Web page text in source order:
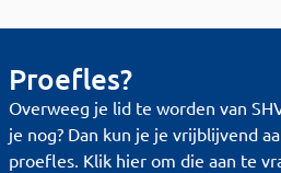
Proefles?
Overweeg je lid te worden van
je nog? Dan kun je je vrijblijvend
proefles. Klik hier om die aan te